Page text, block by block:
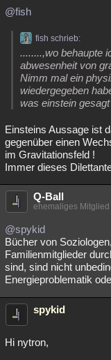
Übersichten
Besucht
Lesenswert
@fish
fish schrieb:
........,wo behaupte
abwesenheit von
Nimm mal ein
wiedergegeben
was einstein gesagt
Einsteins Aussage ist
gegenüber einen
im Gravitationsfeld !
Immer dieses
Q-Ball
ehemaliges Mitglied
@spykid
Bücher von
Familienmitglieder
sind, sind nicht
Energieproblematik
spykid
Hi nytron,